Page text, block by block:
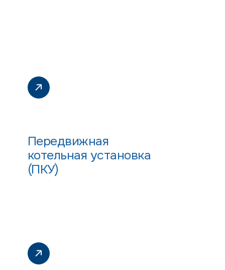
Передвижная
котельная установка
(ПКУ)